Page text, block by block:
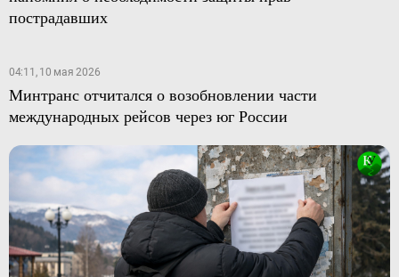
пострадавших
04:11, 10 мая 2026
Минтранс отчитался о возобновлении части
международных рейсов через юг России